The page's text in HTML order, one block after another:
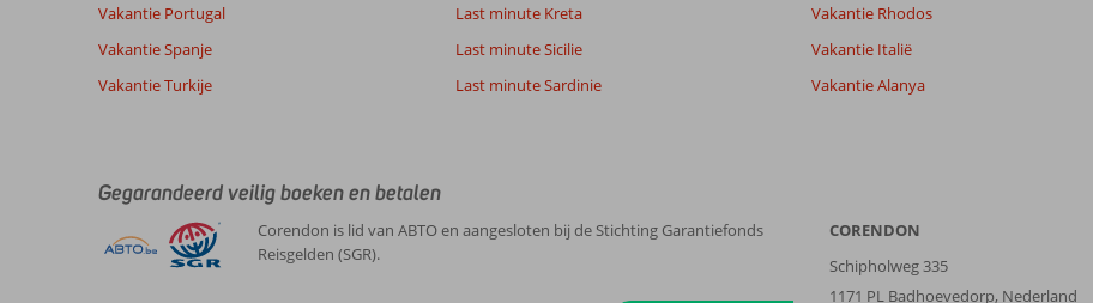
Vakantie Portugal
Vakantie Spanje
Vakantie Turkije
Last minute Kreta
Last minute Sicilie
Last minute Sardinie
Vakantie Rhodos
Vakantie Italië
Vakantie Alanya
Gegarandeerd veilig boeken en betalen
Corendon is lid van ABTO en aangesloten bij de Stichting Garantiefonds
Reisgelden (SGR).
CORENDON
Schipholweg 335
1171 PL Badhoevedorp, Nederland